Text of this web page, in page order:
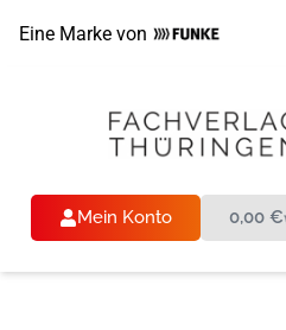
Eine Marke von
Mein Konto 0,00 €